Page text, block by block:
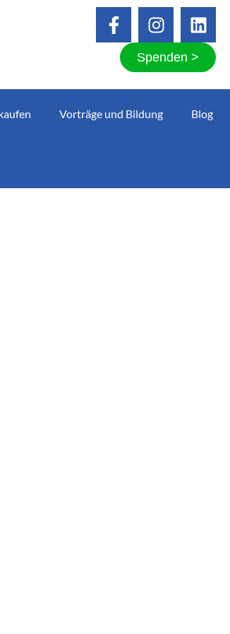
Spenden >
Vorträge und Bildung Blog